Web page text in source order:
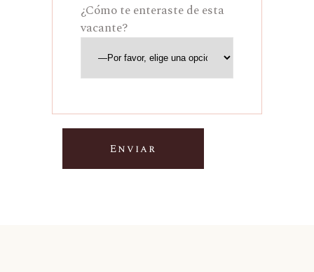
¿Cómo te enteraste de esta
vacante?
Enviar